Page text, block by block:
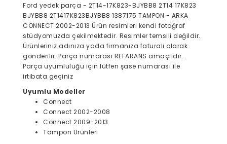
Ford yedek parça - 2T14-17K823-BJYBB8 2T14 17K823
BJYBB8 2T1417K823BJYBB8 1387175 TAMPON - ARKA
CONNECT 2002-2013 Ürün resimleri kendi fotoğraf
stüdyomuzda çekilmektedir. Resimler temsili değildir.
Ürünleriniz adınıza yada firmanıza faturalı olarak
gönderilir. Parça numarası REFARANS amaçlıdır.
Parça uyumluluğu için lütfen şase numarası ile
irtibata geçiniz
Uyumlu Modeller
Connect
Connect 2002-2008
Connect 2009-2013
Tampon Ürünleri